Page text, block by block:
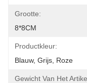
Grootte:
8*8CM
Productkleur:
Blauw, Grijs, Roze
Gewicht Van Het